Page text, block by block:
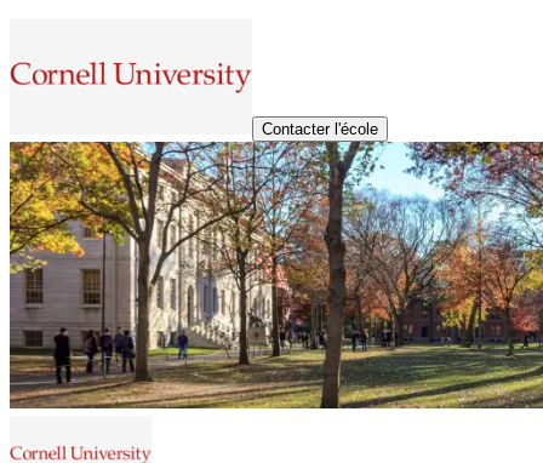
Contacter l'école